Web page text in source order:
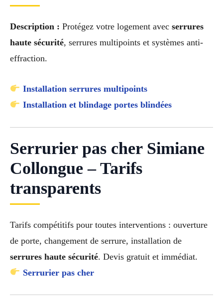
Description : Protégez votre logement avec serrures
haute sécurité, serrures multipoints et systèmes anti-
effraction.
Installation serrures multipoints
Installation et blindage portes blindées
Serrurier pas cher Simiane
Collongue – Tarifs
transparents
Tarifs compétitifs pour toutes interventions : ouverture
de porte, changement de serrure, installation de
serrures haute sécurité. Devis gratuit et immédiat.
Serrurier pas cher